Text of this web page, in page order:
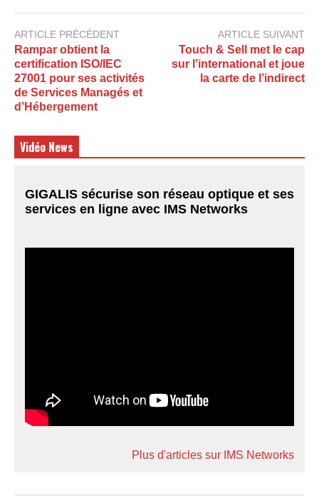
ARTICLE PRÉCÉDENT
Rampar obtient la
certification ISO/IEC
27001 pour ses activités
de Services Managés et
d’Hébergement
ARTICLE SUIVANT
Touch & Sell met le cap
sur l’international et joue
la carte de l’indirect
Vidéo News
GIGALIS sécurise son réseau optique et ses
services en ligne avec IMS Networks
Plus d'articles sur IMS Networks